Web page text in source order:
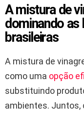
A mistura de
dominando as
brasileiras
A mistura de
como uma opção
substituindo
ambientes. Juntos,